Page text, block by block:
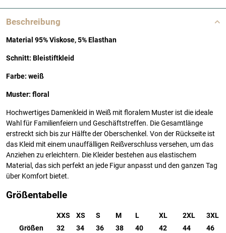
Beschreibung
Material 95% Viskose, 5% Elasthan
Schnitt: Bleistiftkleid
Farbe: weiß
Muster: floral
Hochwertiges Damenkleid in Weiß mit floralem Muster ist die ideale
Wahl für Familienfeiern und Geschäftstreffen. Die Gesamtlänge
erstreckt sich bis zur Hälfte der Oberschenkel. Von der Rückseite ist
das Kleid mit einem unauffälligen Reißverschluss versehen, um das
Anziehen zu erleichtern. Die Kleider bestehen aus elastischem
Material, das sich perfekt an jede Figur anpasst und den ganzen Tag
über Komfort bietet.
Größentabelle
XXS XS S M L XL 2XL
3XL
Größen
32 34 36 38 40 42 44 46